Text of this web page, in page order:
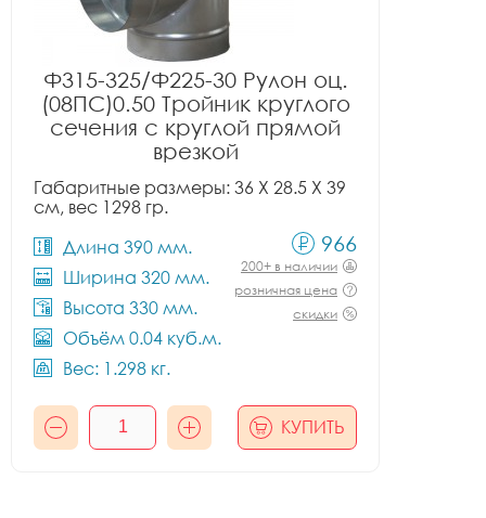
Ф315-325/Ф225-30 Рулон оц.
(08ПС)0.50 Тройник круглого
сечения с круглой прямой
врезкой
Габаритные размеры: 36 X 28.5 X 39
см, вес 1298 гр.
Длина 390 мм.
Ширина 320 мм.
Высота 330 мм.
Объём 0.04 куб.м.
Вес: 1.298 кг.
966
200+ в наличии
розничная цена
скидки
КУПИТЬ